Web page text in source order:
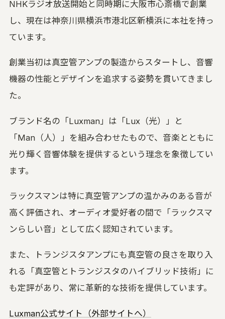
NHKラジオ放送開始と同時期に大阪市心斎橋で創業
し、現在は神奈川県横浜市港北区新横浜に本社を持っ
ています。
創業当初は真空管アンプの製造からスタートし、音響
機器の性能とデザインを追求する姿勢を貫いてきまし
た。
ブランド名の「Luxman」は「Lux（光）」と
「Man（人）」を組み合わせたもので、音楽とともに
光り輝く音響体験を提供するという理念を象徴してい
ます。
ラックスマンは特に真空管アンプの温かみのある音が
高く評価され、オーディオ愛好者の間で「ラックスマ
ンらしい音」として広く認知されています。
また、トランジスタアンプにも真空管の良さを取り入
れる「真空管とトランジスタのハイブリッド技術」に
も定評があり、常に革新的な技術を提供しています。
Luxman公式サイト（外部サイトへ）